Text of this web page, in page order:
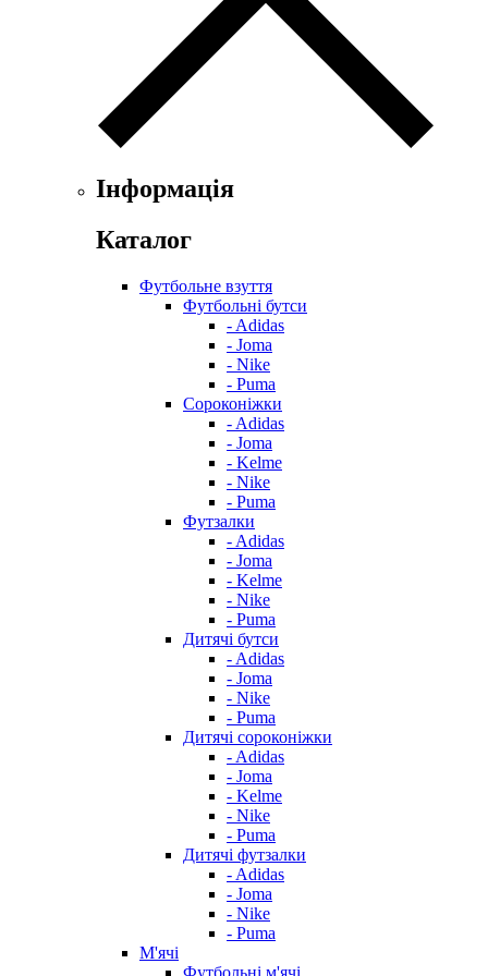
Інформація
Каталог
Футбольне взуття
Футбольні бутси
- Adidas
- Joma
- Nike
- Puma
Сороконіжки
- Adidas
- Joma
- Kelme
- Nike
- Puma
Футзалки
- Adidas
- Joma
- Kelme
- Nike
- Puma
Дитячі бутси
- Adidas
- Joma
- Nike
- Puma
Дитячі сороконіжки
- Adidas
- Joma
- Kelme
- Nike
- Puma
Дитячі футзалки
- Adidas
- Joma
- Nike
- Puma
М'ячі
Футбольні м'ячі